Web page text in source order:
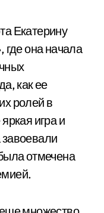
Екатерину
где она начала
как ее
ролей в
игра и
отмечена